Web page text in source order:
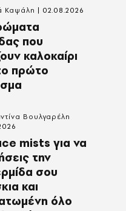
που
καλοκαίρι
πρώτο
Καψάλη 02.08.2026
mists για να
την
σου
και
όλο
Βουλγαρέλη